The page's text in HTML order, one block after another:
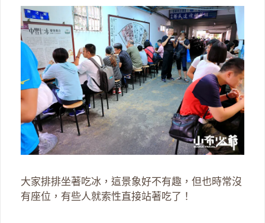
大家排排坐著吃冰，這景象好不有趣，但也時常沒
有座位，有些人就索性直接站著吃了！